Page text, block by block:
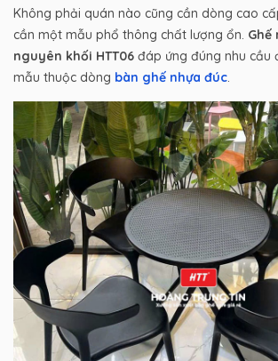
Không phải quán nào cũng cần dòng cao
cần một mẫu phổ thông chất lượng ổn. Ghế
nguyên khối HTT06 đáp ứng đúng nhu cầu
mẫu thuộc dòng bàn ghế nhựa đúc